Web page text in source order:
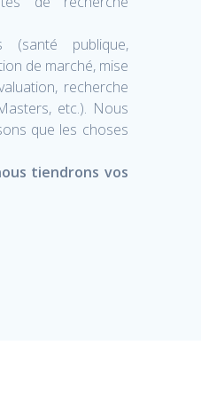
(santé publique,
de marché, mise
recherche
etc.). Nous
que les choses
tiendrons vos